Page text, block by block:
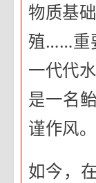
物质基
殖……重
一代代
是一名
谨作风。
如今，